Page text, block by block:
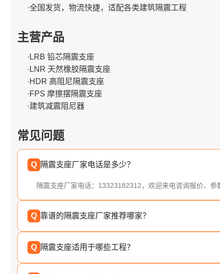
·全国发货，物流快捷，适配各类建筑隔震工程
主营产品
·LRB 铅芯隔震支座
·LNR 天然橡胶隔震支座
·HDR 高阻尼隔震支座
·FPS 摩擦摆隔震支座
·建筑减震阻尼器
常见问题
Q 隔震支座厂家电话是多少？
隔震支座厂家电话：13323182312，欢迎来电咨询报价、参
Q 靠谱的隔震支座厂家推荐哪家？
Q 隔震支座适用于哪些工程？